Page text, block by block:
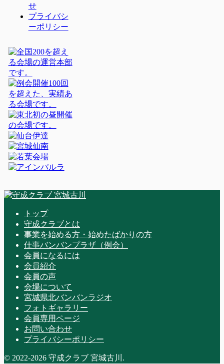
せ
プライバシ
ーポリシー
トップ
守成クラブとは
事業を始める方・始めたばかりの方
仕事バンバンプラザ（例会）
会員になるには
会員紹介
会員の声
会場について
宮城県北バンバンラジオ
フォトギャラリー
会員専用ページ
お問い合わせ
プライバシーポリシー
© 2022-2026 守成クラブ 宮城古川.